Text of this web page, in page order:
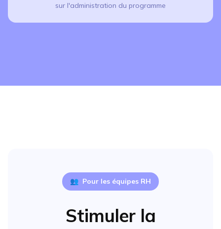
sur l'administration du programme
👥 Pour les équipes RH
Stimuler la